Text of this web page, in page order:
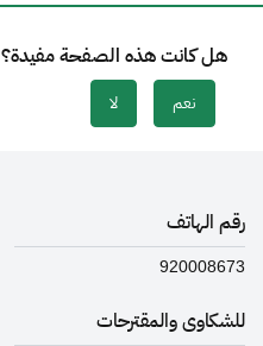
هل كانت هذه الصفحة مفيدة؟
نعم لا
رقم الهاتف
920008673
للشكاوى والمقترحات